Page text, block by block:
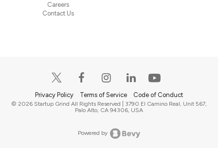
Careers
Contact Us
Privacy Policy Terms of Service Code of Conduct
© 2026 Startup Grind All Rights Reserved | 3790 El Camino Real, Unit 567,
Palo Alto, CA 94306, USA
Powered by